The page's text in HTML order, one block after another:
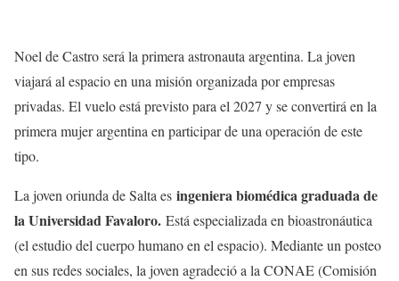
Noel de Castro será la primera astronauta argentina. La joven
viajará al espacio en una misión organizada por empresas
privadas. El vuelo está previsto para el 2027 y se convertirá en la
primera mujer argentina en participar de una operación de este
tipo.
La joven oriunda de Salta es ingeniera biomédica graduada de
la Universidad Favaloro. Está especializada en bioastronáutica
(el estudio del cuerpo humano en el espacio). Mediante un posteo
en sus redes sociales, la joven agradeció a la CONAE (Comisión